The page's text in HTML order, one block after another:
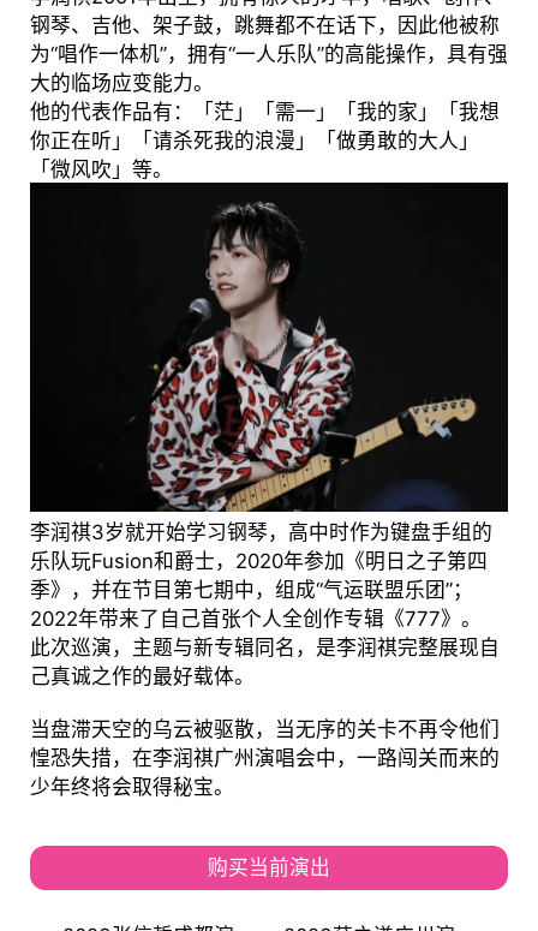
钢琴、吉他、架子鼓，跳舞都不在话下，因此他被称
为“唱作一体机”，拥有“一人乐队”的高能操作，具有强
大的临场应变能力。
他的代表作品有：「茫」「需一」「我的家」「我想
你正在听」「请杀死我的浪漫」「做勇敢的大人」
「微风吹」等。
李润祺3岁就开始学习钢琴，高中时作为键盘手组的
乐队玩Fusion和爵士，2020年参加《明日之子第四
季》，并在节目第七期中，组成“气运联盟乐团”；
2022年带来了自己首张个人全创作专辑《777》。
此次巡演，主题与新专辑同名，是李润祺完整展现自
己真诚之作的最好载体。
当盘滞天空的乌云被驱散，当无序的关卡不再令他们
惶恐失措，在李润祺广州演唱会中，一路闯关而来的
少年终将会取得秘宝。
购买当前演出